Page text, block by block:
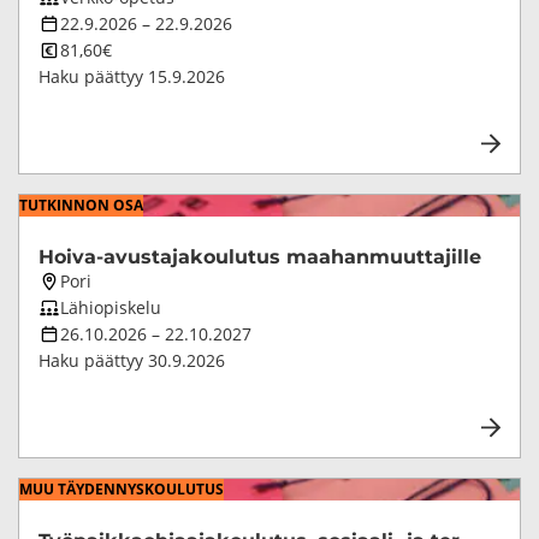
opetustapa
Koulutuksen
kesto
22.9.2026 – 22.9.2026
Koulutuksen
hinta
81,60€
Haku päättyy 15.9.2026
TUT­KIN­NON OSA
Hoiva-​avustajakoulutus maa­han­muut­ta­jil­le
Koulutuksen
paikkakunta
Pori
Koulutuksen
opetustapa
Lähiopiskelu
Koulutuksen
kesto
26.10.2026 – 22.10.2027
Haku päättyy 30.9.2026
MUU TÄY­DEN­NYS­KOU­LU­TUS